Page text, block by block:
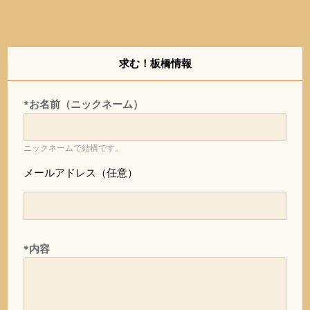
求む！板橋情報
*お名前（ニックネーム）
ニックネームで結構です。
メールアドレス（任意）
*内容